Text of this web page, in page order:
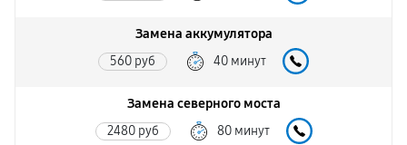
Замена аккумулятора
560 руб 40 минут
Замена северного моста
2480 руб 80 минут